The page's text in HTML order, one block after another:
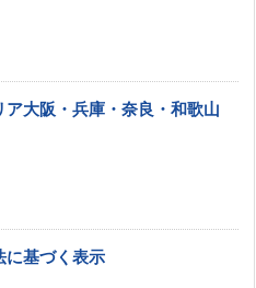
ア大阪・兵庫・奈良・和歌山
に基づく表示